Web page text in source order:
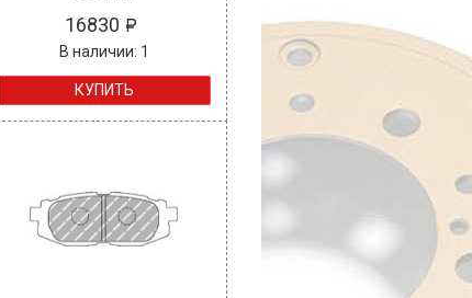
16830
В наличии: 1
КУПИТЬ